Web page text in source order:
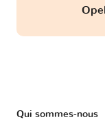
Qui sommes-nous